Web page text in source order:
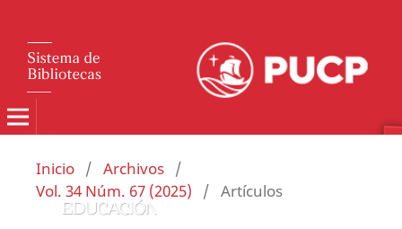
Inicio / Archivos /
Vol. 34 Núm. 67 (2025)
/ Artículos